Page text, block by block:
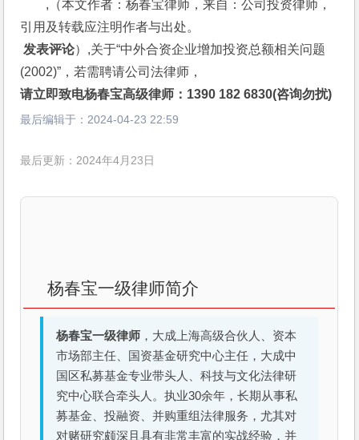
,（本文作者：杨春宝律师，来自：公司投资律师，
引用及转载应注明作者与出处。
发表评论）,关于“中外合资企业增加投资总额相关问题
(2002)”，若需聘请公司法律师，
请立即致电杨春宝高级律师：1390 182 6830(咨询勿扰)
最后编辑于： 2024-04-23 22:59
最后更新：2024年4月23日
杨春宝一级律师简介
杨春宝一级律师 ，大成上海高级合伙人、资本
市场部主任、国资基金研究中心主任，大成中
国区私募基金专业带头人、科技与文化法律研
究中心联合牵头人。执业30余年，长期从事私
募基金、投融资、并购重组法律服务，尤其对
对赌研究颇深且具有非常丰富的实战经验，并